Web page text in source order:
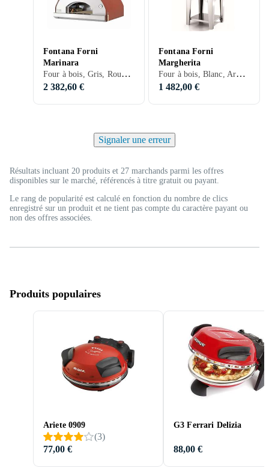
Fontana Forni
Marinara
Four à bois, Gris, Rouge, Inox
2 382,60 €
Fontana Forni
Margherita
Four à bois, Blanc, Argent, Gris, Rouge, Inox
1 482,00 €
Signaler une erreur
Résultats incluant 20 produits et 27 marchands parmi les offres
disponibles sur le marché, référencés à titre gratuit ou payant.
Le rang de popularité est calculé en fonction du nombre de clics
enregistré sur un produit et ne tient pas compte du caractère payant ou
non des offres associées.
Produits populaires
Ariete 0909
(3)
77,00 €
G3 Ferrari Delizia
88,00 €